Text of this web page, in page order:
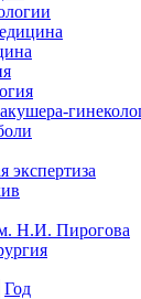
экспертиза
Н.И. Пирогова
Год